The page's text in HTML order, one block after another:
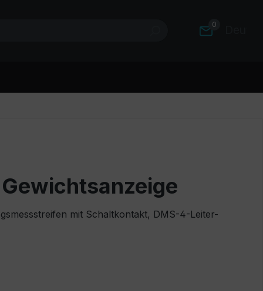
0
mit Schaltkontakt, DMS-4-Leiter-